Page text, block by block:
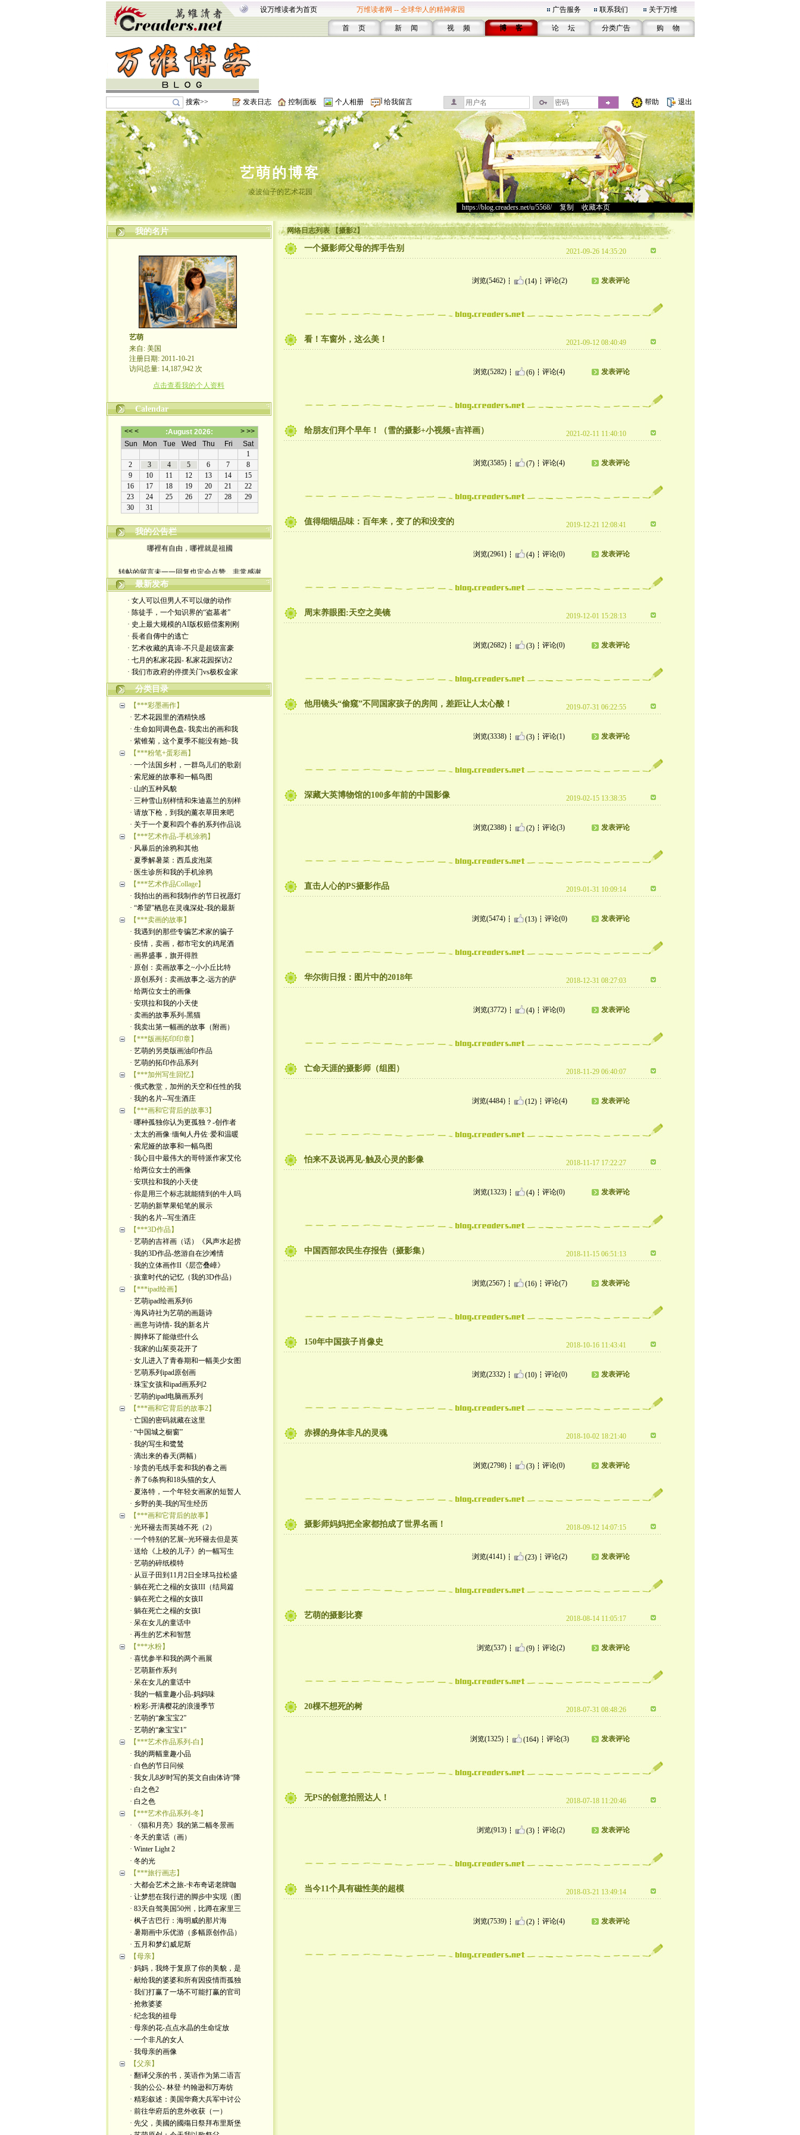
设万维读者为首页 万维读者网 -- 全球华人的精神家园 广告服务 联系我们 关于万维
首 页 新 闻 视 频 博 客 论 坛 分类广告 购 物
搜索>> 发表日志 控制面板 个人相册 给我留言 帮助 退出
艺萌的博客
凌波仙子的艺术花园
https://blog.creaders.net/u/5568/> 复制 收藏本页
我的名片
艺萌
来自: 美国
注册日期: 2011-10-21
访问总量: 14,187,942 次
点击查看我的个人资料
Calendar
我的公告栏
哪裡有自由，哪裡就是祖國
yimengling53@yahoo.com
有意收藏者请私信我，感谢一贯支持
政治转载不一定代表本人意见
艺术博客：https://yimengl.blog
目录中标注星号的为本人艺术原创
最新发布
· 女人可以但男人不可以做的动作
· 陈徒手，一个知识界的“盗墓者”
· 史上最大规模的AI版权赔偿案刚刚
· 長者自傳中的逃亡
· 艺术收藏的真谛-不只是超级富豪
· 七月的私家花园- 私家花园探访2
· 我们市政府的停摆关门vs极权金家
分类目录
【***彩墨画作】
· 艺术花园里的酒精快感
· 生命如同调色盘- 我卖出的画和我
· 紫锥菊，这个夏季不能没有她~我
【***粉笔+蛋彩画】
· 一个法国乡村，一群鸟儿们的歌剧
· 索尼娅的故事和一幅鸟图
· 山的五种风貌
· 三种雪山别样情和朱迪嘉兰的别样
· 请放下枪，到我的薰衣草田来吧
· 关于一个夏和四个春的系列作品说
【***艺术作品-手机涂鸦】
· 风暴后的涂鸦和其他
· 夏季解暑菜：西瓜皮泡菜
· 医生诊所和我的手机涂鸦
【***艺术作品Collage】
· 我拍出的画和我制作的节日祝愿灯
· “希望”栖息在灵魂深处-我的最新
【***卖画的故事】
· 我遇到的那些专骗艺术家的骗子
· 疫情，卖画，都市宅女的鸡尾酒
· 画界盛事，旗开得胜
· 原创：卖画故事之~小小丘比特
· 原创系列：卖画故事之-远方的萨
· 给两位女士的画像
· 安琪拉和我的小天使
· 卖画的故事系列-黑猫
· 我卖出第一幅画的故事（附画）
【***版画拓印印章】
· 艺萌的另类版画油印作品
· 艺萌的拓印作品系列
【***加州写生回忆】
· 俄式教堂，加州的天空和任性的我
· 我的名片--写生酒庄
【***画和它背后的故事3】
· 哪种孤独你认为更孤独？-创作者
· 太太的画像·缅甸人丹佐·爱和温暖
· 索尼娅的故事和一幅鸟图
· 我心目中最伟大的哥特派作家艾伦
· 给两位女士的画像
· 安琪拉和我的小天使
· 你是用三个标志就能猜到的牛人吗
· 艺萌的新苹果铅笔的展示
· 我的名片--写生酒庄
【***3D作品】
· 艺萌的吉祥画（话）《风声水起捞
· 我的3D作品-悠游自在沙滩情
· 我的立体画作II《层峦叠嶂》
· 孩童时代的记忆（我的3D作品）
【***ipad绘画】
· 艺萌ipad绘画系列6
· 海风诗社为艺萌的画题诗
· 画意与诗情- 我的新名片
· 脚摔坏了能做些什么
· 我家的山茱萸花开了
· 女儿进入了青春期和一幅美少女图
· 艺萌系列ipad原创画
· 珠宝女孩和ipad画系列2
· 艺萌的ipad电脑画系列
【***画和它背后的故事2】
· 亡国的密码就藏在这里
· “中国城之橱窗”
· 我的写生和鹭鸶
· 滴出来的春天(两幅）
· 珍贵的毛线手套和我的春之画
· 养了6条狗和18头猫的女人
· 夏洛特，一个年轻女画家的短暂人
· 乡野的美-我的写生经历
【***画和它背后的故事】
· 光环褪去而英雄不死（2）
· 一个特别的艺展~光环褪去但是英
· 送给《上校的儿子》的一幅写生
· 艺萌的碎纸模特
· 从豆子田到11月2日全球马拉松盛
· 躺在死亡之榻的女孩III（结局篇
· 躺在死亡之榻的女孩II
· 躺在死亡之榻的女孩I
· 呆在女儿的童话中
· 再生的艺术和智慧
【***水粉】
· 喜忧参半和我的两个画展
· 艺萌新作系列
· 呆在女儿的童话中
· 我的一幅童趣小品-妈妈味
· 粉彩-开满樱花的浪漫季节
· 艺萌的“象宝宝2”
· 艺萌的“象宝宝1”
【***艺术作品系列-白】
· 我的两幅童趣小品
· 白色的节日问候
· 我女儿8岁时写的英文自由体诗“降
· 白之色2
· 白之色
【***艺术作品系列-冬】
· 《猫和月亮》我的第二幅冬景画
· 冬天的童话（画）
· Winter Light 2
· 冬的光
【***旅行画志】
· 大都会艺术之旅-卡布奇诺老牌咖
· 让梦想在我行进的脚步中实现（图
· 83天自驾美国50州，比蹲在家里三
· 枫子古巴行：海明威的那片海
· 暑期画中乐优游（多幅原创作品）
· 五月和梦幻威尼斯
【母亲】
· 妈妈，我终于复原了你的美貌，是
· 献给我的婆婆和所有因疫情而孤独
· 我们打赢了一场不可能打赢的官司
· 抢救婆婆
· 纪念我的祖母
· 母亲的花-点点水晶的生命绽放
· 一个非凡的女人
· 我母亲的画像
【父亲】
· 翻译父亲的书，英语作为第二语言
· 我的公公- 林登·约翰逊和万寿纺
· 精彩叙述：美国华裔大兵军中讨公
· 前往华府后的意外收获（一）
· 先父，美國的國殤日祭拜布里斯堡
网络日志列表 【摄影2】
一个摄影师父母的挥手告别 2021-09-26 14:35:20
浏览(5462) (14) 评论(2) 发表评论
看！车窗外，这么美！ 2021-09-12 08:40:49
浏览(5282) (6) 评论(4) 发表评论
给朋友们拜个早年！（雪的摄影+小视频+吉祥画） 2021-02-11 11:40:10
浏览(3585) (7) 评论(4) 发表评论
值得细细品味：百年来，变了的和没变的 2019-12-21 12:08:41
浏览(2961) (4) 评论(0) 发表评论
周末养眼图:天空之美镜 2019-12-01 15:28:13
浏览(2682) (3) 评论(0) 发表评论
他用镜头“偷窥”不同国家孩子的房间，差距让人太心酸！ 2019-07-31 06:22:55
浏览(3338) (3) 评论(1) 发表评论
深藏大英博物馆的100多年前的中国影像 2019-02-15 13:38:35
浏览(2388) (2) 评论(3) 发表评论
直击人心的PS摄影作品 2019-01-31 10:09:14
浏览(5474) (13) 评论(0) 发表评论
华尔街日报：图片中的2018年 2018-12-31 08:27:03
浏览(3772) (4) 评论(0) 发表评论
亡命天涯的摄影师（组图） 2018-11-29 06:40:07
浏览(4484) (12) 评论(4) 发表评论
怕来不及说再见-触及心灵的影像 2018-11-17 17:22:27
浏览(1323) (4) 评论(0) 发表评论
中国西部农民生存报告（摄影集） 2018-11-15 06:51:13
浏览(2567) (16) 评论(7) 发表评论
150年中国孩子肖像史 2018-10-16 11:43:41
浏览(2332) (10) 评论(0) 发表评论
赤裸的身体非凡的灵魂 2018-10-02 18:21:40
浏览(2798) (3) 评论(0) 发表评论
摄影师妈妈把全家都拍成了世界名画！ 2018-09-12 14:07:15
浏览(4141) (23) 评论(2) 发表评论
艺萌的摄影比赛 2018-08-14 11:05:17
浏览(537) (9) 评论(2) 发表评论
20棵不想死的树 2018-07-31 08:48:26
浏览(1325) (164) 评论(3) 发表评论
无PS的创意拍照达人！ 2018-07-18 11:20:46
浏览(913) (3) 评论(2) 发表评论
当今11个具有磁性美的超模 2018-03-21 13:49:14
浏览(7539) (2) 评论(4) 发表评论